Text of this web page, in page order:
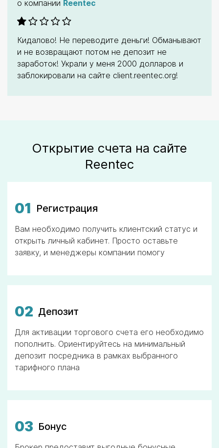
о компании Reentec
Кидалово! Не переводите деньги! Обманывают
и не возвращают потом не депозит не
заработок! Украли у меня 2000 долларов и
заблокировали на сайте client.reentec.org!
Открытие счета на сайте
Reentec
01 Регистрация
Вам необходимо получить клиентский статус и
открыть личный кабинет. Просто оставьте
заявку, и менеджеры компании помогу
02 Депозит
Для активации торгового счета его необходимо
пополнить. Ориентируйтесь на минимальный
депозит посредника в рамках выбранного
тарифного плана
03 Бонус